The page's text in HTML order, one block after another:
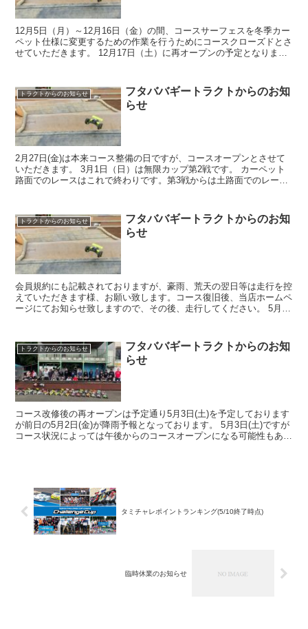
12月5日（月）～12月16日（金）の間、コースサーフェスを冬季カー
ペット仕様に変更するための作業を行うためにコースクローズドとさ
せていただきます。 12月17日（土）に再オープンの予定となりま
トラクトからのお知らせ
フタババギートラクトからのお知
らせ
2月27日(金)は本来コース整備の日ですが、コースオープンとさせて
いただきます。 3月1日（日）は無限カップ第2戦です。 カーペット
路面でのレースはこれで終わりです。第3戦からは土路面でのレース
トラクトからのお知らせ
フタババギートラクトからのお知
らせ
会員規約にも記載されておりますが、豪雨、荒天の翌日等は走行を控
えていただきます様、お願い致します。コース復旧後、当店ホームペ
ージにてお知らせ致しますので、その後、走行してください。 5月7
トラクトからのお知らせ
フタババギートラクトからのお知
らせ
コース改修後の再オープンは予定通り5月3日(土)を予定しております
が前日の5月2日(金)が降雨予報となっております。 5月3日(土)ですが
コース状況によっては午後からのコースオープンになる可能性もあり
タミチャレポイントランキング(5/10終了時点)
臨時休業のお知らせ